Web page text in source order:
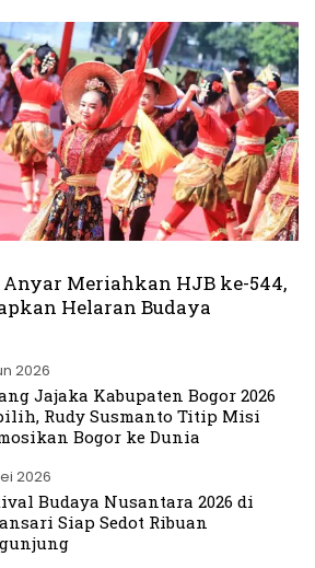
Meriahkan HJB ke-544,
Helaran Budaya
2026
Jajaka Kabupaten Bogor 2026
Rudy Susmanto Titip Misi
Bogor ke Dunia
2026
Budaya Nusantara 2026 di
Siap Sedot Ribuan